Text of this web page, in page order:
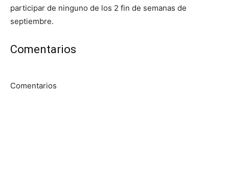
participar de ninguno de los 2 fin de semanas de
septiembre.
Comentarios
Comentarios